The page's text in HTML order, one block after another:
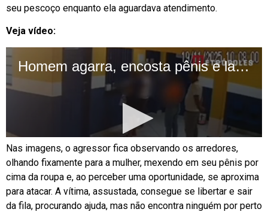
seu pescoço enquanto ela aguardava atendimento.
Veja vídeo:
Nas imagens, o agressor fica observando os arredores,
olhando fixamente para a mulher, mexendo em seu pênis por
cima da roupa e, ao perceber uma oportunidade, se aproxima
para atacar. A vítima, assustada, consegue se libertar e sair
da fila, procurando ajuda, mas não encontra ninguém por perto